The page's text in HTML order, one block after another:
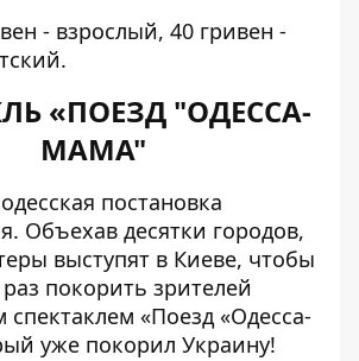
- взрослый, 40 гривен -
«ПОЕЗД "ОДЕССА-
МАМА"
постановка
Объехав десятки городов,
выступят в Киеве, чтобы
покорить зрителей
«Поезд «Одесса-
уже покорил Украину!